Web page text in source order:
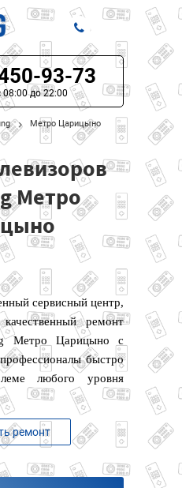
93-73
08:00 до 22:00
Метро Царицыно
Метро
сервисный центр,
ремонт
Метро Царицыно с
быстро
любого уровня
ремонт